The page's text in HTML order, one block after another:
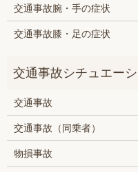
交通事故腕・手の症状
交通事故膝・足の症状
交通事故
交通事故（同乗者）
物損事故